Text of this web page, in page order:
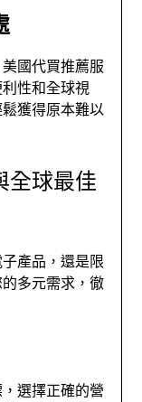
國代買推薦服
性和全球視
獲得原本難以
全球最佳
產品，還是限
多元需求，徹
選擇正確的營